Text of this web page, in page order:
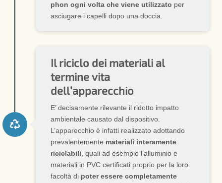
phon ogni volta che viene utilizzato per
asciugare i capelli dopo una doccia.

Il riciclo dei materiali al
termine vita
dell’apparecchio
E’ decisamente rilevante il ridotto impatto
ambientale causato dal dispositivo.
L’apparecchio è infatti realizzato adottando
prevalentemente materiali interamente
riciclabili, quali ad esempio l’alluminio e
materiali in PVC certificati proprio per la loro
facoltà di poter essere completamente